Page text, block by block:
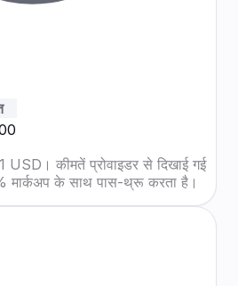
कीमतें प्रोवाइडर से दिखाई गई
के साथ पास-थ्रू करता है।